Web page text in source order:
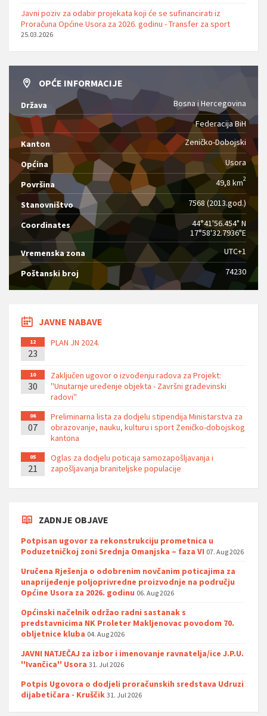
Javni poziv za odabir projekata koji će se sufinancirati iz
Proračuna Općine Usora za 2026. godinu - Transfer za sport
25.03.2026
OPĆE INFORMACIJE
Država
Bosna i Hercegovina
Federacija BiH
Kanton
Zeničko-Dobojski
Općina Usora
Površina 49,8 km2
Stanovništvo 7568 (2013.god.)
Coordinates
44°41'56.454" N
17°58'32.7936"E
Vremenska zona
UTC+1
Poštanski broj 74230
JAVNE NABAVE
12
23
PLAN JN 2024.
10
30
Zaključen ugovor o izvođenju radova za Projekt:
''Unutarnje uređenje objekta - Završni građevinski
radovi''
06
07
Preliminarna lista za dodjelu stipendija Ministarstva za
obrazovanje, nauku, kulturu i sport Zeničko-dobojskog
kantona
05
21
Oglas za dodjelu poticaja samozapošljavanja i
zapošljavanja braniteljske populacije
ZADNJE OBJAVE
Potpisan ugovor za rekonstrukciju prometnica u
Poduzetničkoj zoni Srednja Omanjska – faza VI 07. Aug 2026
Uručena Rješenja o odobrenim novčanim poticajima za
unaprijeđenje poljoprivredne proizvodnje na području
Općine Usora za 2026. godinu 06. Aug 2026
Općinski načelnik održao radni sastanak s
predstavnicima NK Proleter Makljenovac povodom 70.
obljetnice kluba 04. Aug 2026
JAVNI NATJEČAJ za izbor i imenovanje ravnatelja/ice J.P.U.
''Ivančica'' Usora 31. Jul 2026
Potpis Ugovora o dodjeli proračunskih sredstava Udruzi
dijabetičara - Kruščik 31. Jul 2026